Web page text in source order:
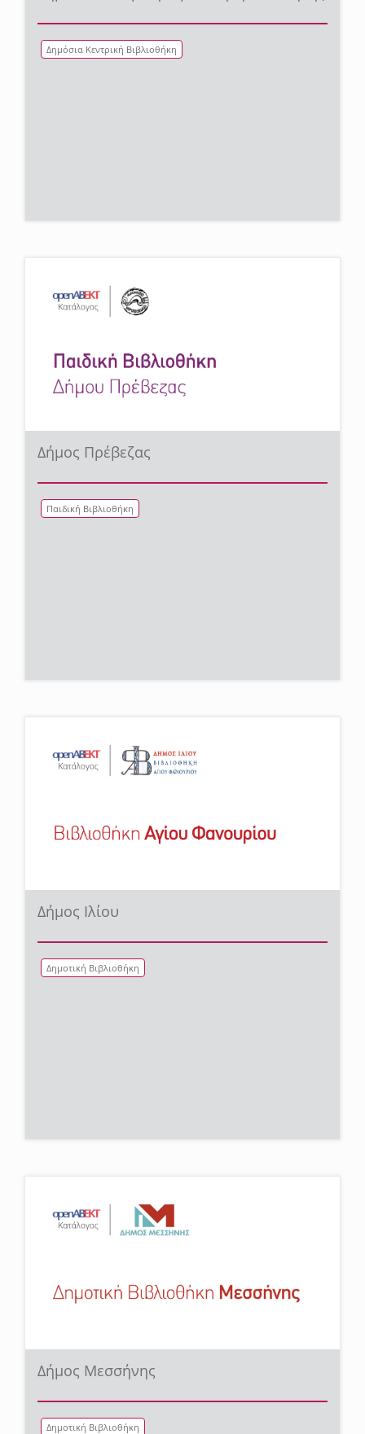
Δημόσια Κεντρική Βιβλιοθήκη
Δήμος Πρέβεζας
Παιδική Βιβλιοθήκη
Δήμος Ιλίου
Δημοτική Βιβλιοθήκη
Δήμος Μεσσήνης
Δημοτική Βιβλιοθήκη